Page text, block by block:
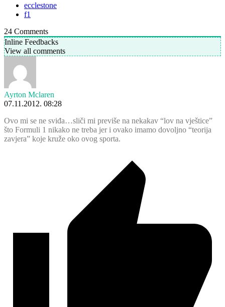
ecclestone
f1
24 Comments
Inline Feedbacks
View all comments
Ayrton Mclaren
07.11.2012. 08:28
Ovo mi se ne sviđa…sliči mi previše na nekakav “lov na vještice”
što Formuli 1 nikako ne treba jer i ovako imamo dovoljno “teorija
zavjera” koje kruže oko ovog sporta.